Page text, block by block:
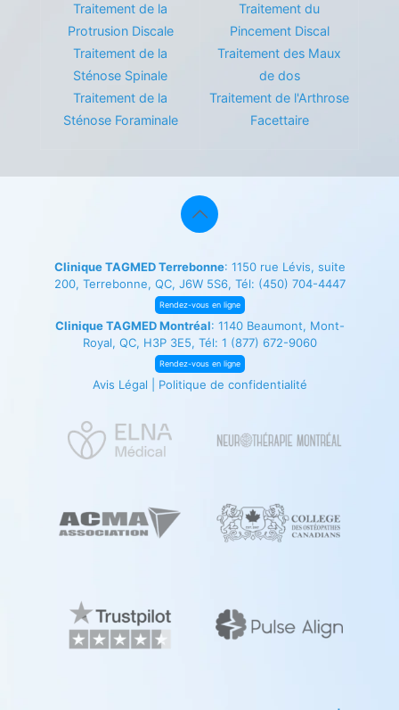
Traitement de la
Protrusion Discale
Traitement de la
Sténose Spinale
Traitement de la
Sténose Foraminale
Traitement du
Pincement Discal
Traitement des Maux
de dos
Traitement de l'Arthrose
Facettaire
Clinique TAGMED Terrebonne: 1150 rue Lévis, suite
200, Terrebonne, QC, J6W 5S6, Tél: (450) 704-4447
Rendez-vous en ligne
Clinique TAGMED Montréal: 1140 Beaumont, Mont-
Royal, QC, H3P 3E5, Tél: 1 (877) 672-9060
Rendez-vous en ligne
Avis Légal Politique de confidentialité